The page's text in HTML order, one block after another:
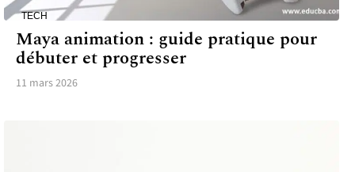
TECH
Maya animation : guide pratique pour
débuter et progresser
11 mars 2026